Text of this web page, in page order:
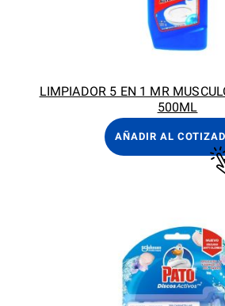
LIMPIADOR 5 EN 1 MR
500ML
AÑADIR AL